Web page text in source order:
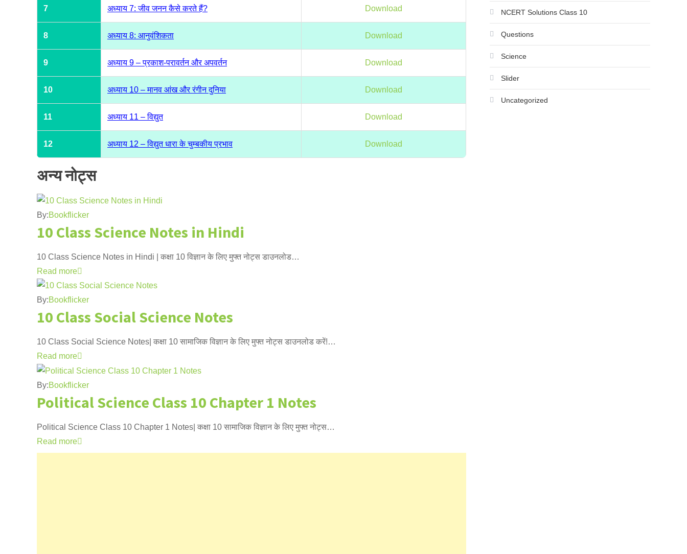
7 अध्याय 7: जीव जनन कैसे करते हैं? Download
8 अध्याय 8: आनुवंशिकता Download
9 अध्याय 9 – प्रकाश-परावर्तन और अपवर्तन Download
10 अध्याय 10 – मानव आंख और रंगीन दुनिया Download
11 अध्याय 11 – विद्युत Download
12 अध्याय 12 – विद्युत धारा के चुम्बकीय प्रभाव Download
अन्य नोट्स
By:Bookflicker
10 Class Science Notes in Hindi
10 Class Science Notes in Hindi | कक्षा 10 विज्ञान के लिए मुफ्त नोट्स डाउनलोड…
Read more
By:Bookflicker
10 Class Social Science Notes
10 Class Social Science Notes| कक्षा 10 सामाजिक विज्ञान के लिए मुफ्त नोट्स डाउनलोड करें!…
Read more
By:Bookflicker
Political Science Class 10 Chapter 1 Notes
Political Science Class 10 Chapter 1 Notes| कक्षा 10 सामाजिक विज्ञान के लिए मुफ्त नोट्स…
Read more
NCERT Solutions Class 10
Questions
Science
Slider
Uncategorized